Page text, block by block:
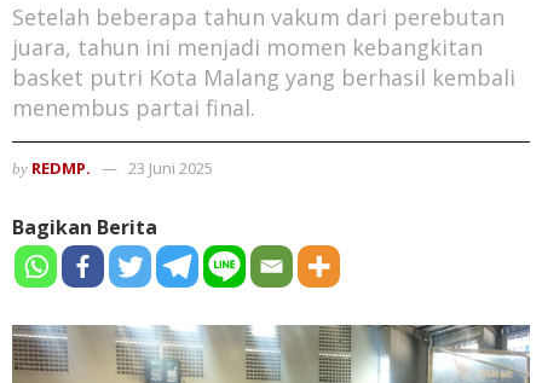
Setelah beberapa tahun vakum dari perebutan
juara, tahun ini menjadi momen kebangkitan
basket putri Kota Malang yang berhasil kembali
menembus partai final.
by REDMP. 23 Juni 2025
Bagikan Berita